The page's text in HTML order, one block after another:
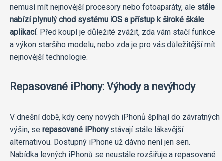
nemusí mít nejnovější procesory nebo fotoaparáty, ale stále
nabízí plynulý chod systému iOS a přístup k široké škále
aplikací. Před koupí je důležité zvážit, zda vám stačí funkce
a výkon staršího modelu, nebo zda je pro vás důležitější mít
nejnovější technologie.
Repasované iPhony: Výhody a nevýhody
V dnešní době, kdy ceny nových iPhonů šplhají do závratných
výšin, se repasované iPhony stávají stále lákavější
alternativou. Dostupný iPhone už dávno není jen sen.
Nabídka levných iPhonů se neustále rozšiřuje a repasované